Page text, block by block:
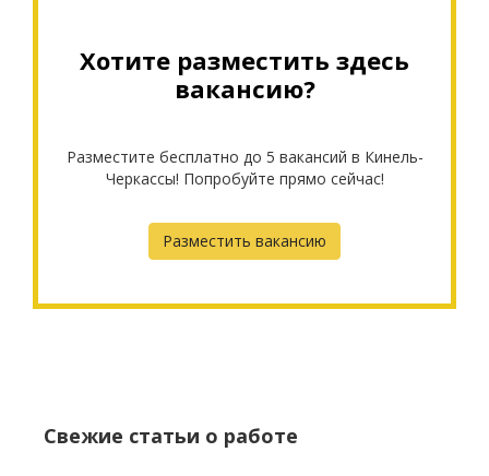
Хотите разместить здесь
вакансию?
Разместите бесплатно до 5 вакансий в Кинель-
Черкассы! Попробуйте прямо сейчас!
Разместить вакансию
Свежие статьи о работе